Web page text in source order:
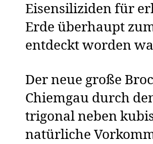
Eisensiliziden für
Erde überhaupt
entdeckt worden
Der neue große
Chiemgau durch
trigonal neben
natürliche